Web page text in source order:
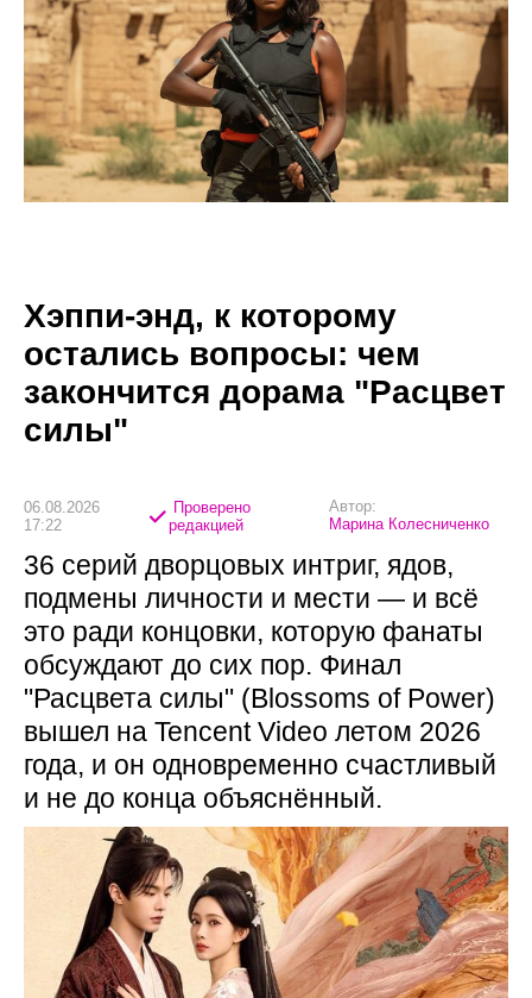
Хэппи-энд, к которому
остались вопросы: чем
закончится дорама "Расцвет
силы"
06.08.2026
17:22
Проверено
редакцией
Автор:
Марина Колесниченко
36 серий дворцовых интриг, ядов,
подмены личности и мести — и всё
это ради концовки, которую фанаты
обсуждают до сих пор. Финал
"Расцвета силы" (Blossoms of Power)
вышел на Tencent Video летом 2026
года, и он одновременно счастливый
и не до конца объяснённый.